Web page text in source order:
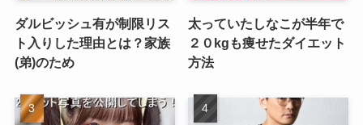
ダルビッシュ有が制限リス
ト入りした理由とは？家族
(弟)のため
太っていたしなこが半年で
２０kgも痩せたダイエット
方法